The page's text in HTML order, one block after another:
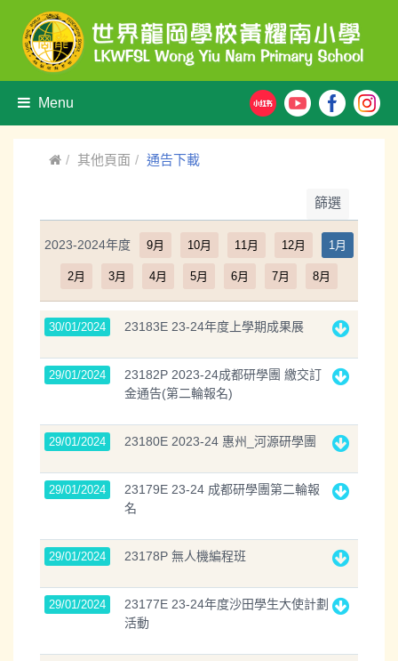
Menu
其他頁面 通告下載
篩選
2023-2024年度 9月 10月 11月 12月 1月
2月 3月 4月 5月 6月 7月 8月
30/01/2024 23183E 23-24年度上學期成果展
29/01/2024
23182P 2023-24成都研學團 繳交訂
金通告(第二輪報名)
29/01/2024 23180E 2023-24 惠州_河源研學團
29/01/2024
23179E 23-24 成都研學團第二輪報
名
29/01/2024 23178P 無人機編程班
29/01/2024
23177E 23-24年度沙田學生大使計劃
活動